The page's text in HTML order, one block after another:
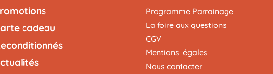
cadeau
Programme Parrainage
La foire aux questions
CGV
Mentions légales
Nous contacter